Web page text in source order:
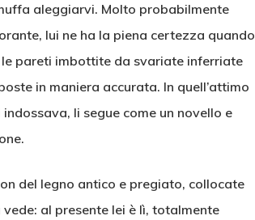
aleggiarvi. Molto probabilmente
lui ne ha la piena certezza quando
le pareti imbottite da svariate inferriate
in maniera accurata. In quell’attimo
li segue come un novello e
del legno antico e pregiato, collocate
al presente lei è lì, totalmente